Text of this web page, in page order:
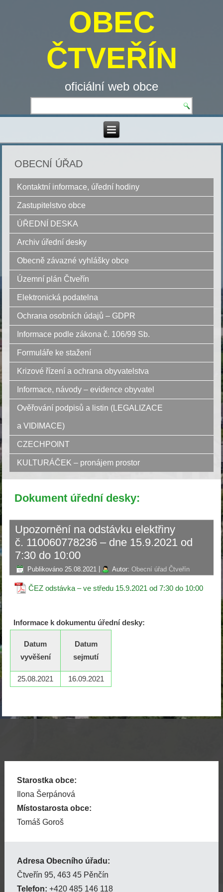
OBEC
ČTVEŘÍN
oficiální web obce
OBECNÍ ÚŘAD
Kontaktní informace, úřední hodiny
Zastupitelstvo obce
ÚŘEDNÍ DESKA
Archiv úřední desky
Obecně závazné vyhlášky obce
Územní plán Čtveřín
Elektronická podatelna
Ochrana osobních údajů – GDPR
Informace podle zákona č. 106/99 Sb.
Formuláře ke stažení
Krizové řízení a ochrana obyvatelstva
Informace, návody – evidence obyvatel
Ověřování podpisů a listin (LEGALIZACE
a VIDIMACE)
CZECHPOINT
KULTURÁČEK – pronájem prostor
Dokument úřední desky:
Upozornění na odstávku elektřiny
č. 110060778236 – dne 15.9.2021 od
7:30 do 10:00
Publikováno 25.08.2021 Autor: Obecní úřad Čtveřín
ČEZ odstávka – ve středu 15.9.2021 od 7:30 do 10:00
Informace k dokumentu úřední desky:
Datum
vyvěšení
Datum
sejmutí
25.08.2021 16.09.2021
Starostka obce:
Ilona Šerpánová
Místostarosta obce:
Tomáš Goroš
Adresa Obecního úřadu:
Čtveřín 95, 463 45 Pěnčín
Telefon: +420 485 146 118